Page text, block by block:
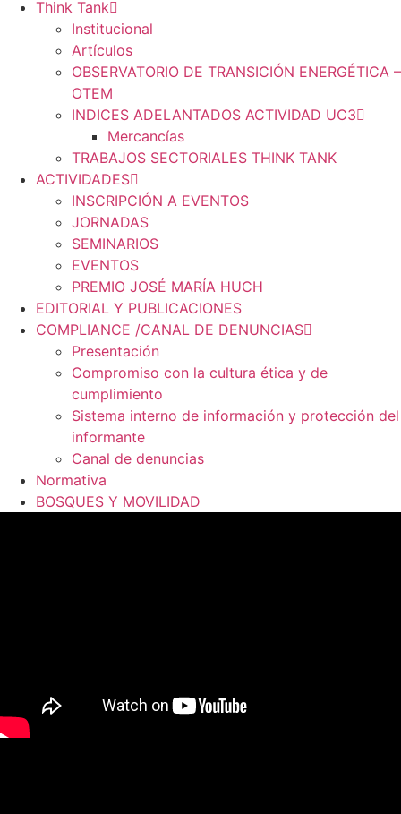
Think Tank
Institucional
Artículos
OBSERVATORIO DE TRANSICIÓN ENERGÉTICA –
OTEM
INDICES ADELANTADOS ACTIVIDAD UC3
Mercancías
TRABAJOS SECTORIALES THINK TANK
ACTIVIDADES
INSCRIPCIÓN A EVENTOS
JORNADAS
SEMINARIOS
EVENTOS
PREMIO JOSÉ MARÍA HUCH
EDITORIAL Y PUBLICACIONES
COMPLIANCE /CANAL DE DENUNCIAS
Presentación
Compromiso con la cultura ética y de
cumplimiento
Sistema interno de información y protección del
informante
Canal de denuncias
Normativa
BOSQUES Y MOVILIDAD